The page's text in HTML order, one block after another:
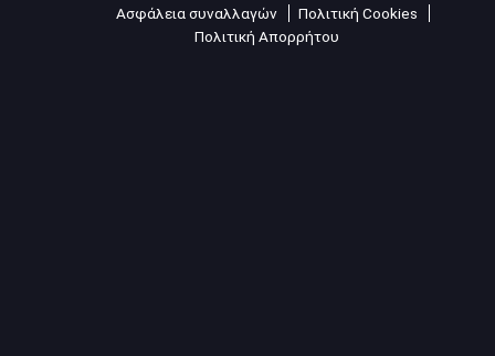
Ασφάλεια συναλλαγών
Πολιτική Cookies
Πολιτική Απορρήτου